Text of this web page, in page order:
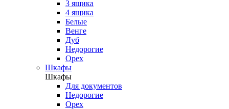
3 ящика
4 ящика
Белые
Венге
Дуб
Недорогие
Орех
Шкафы
Шкафы
Для документов
Недорогие
Орех